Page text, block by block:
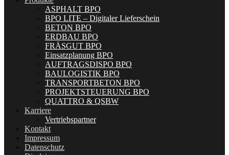
ASPHALT BPO
BPO LITE – Digitaler Lieferschein
BETON BPO
ERDBAU BPO
FRÄSGUT BPO
Einsatzplanung BPO
AUFTRAGSDISPO BPO
BAULOGISTIK BPO
TRANSPORTBETON BPO
PROJEKTSTEUERUNG BPO
QUATTRO & QSBW
Karriere
Vertriebspartner
Kontakt
Impressum
Datenschutz